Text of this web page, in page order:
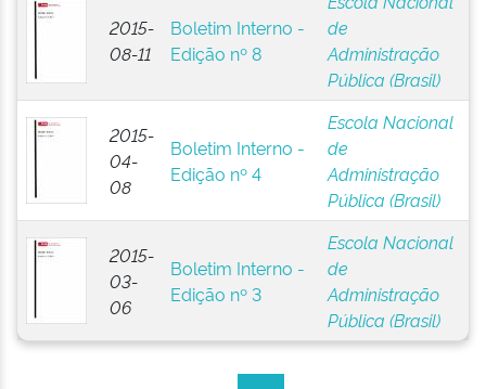
2015-
08-11
Boletim Interno -
Edição nº 8
de
Administração
Pública (Brasil)
2015-
04-
08
Boletim Interno -
Edição nº 4
Escola Nacional
de
Administração
Pública (Brasil)
2015-
03-
06
Boletim Interno -
Edição nº 3
Escola Nacional
de
Administração
Pública (Brasil)